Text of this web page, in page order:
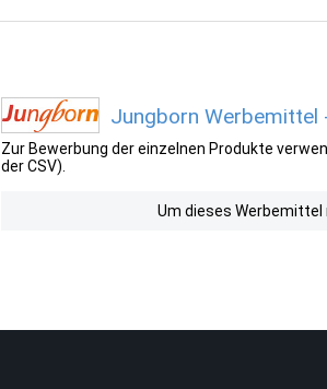
Jungborn Werbemittel
Zur Bewerbung der einzelnen Produkte
der CSV).
Um dieses Werbemittel